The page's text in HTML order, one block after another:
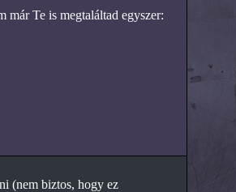
már Te is megtaláltad egyszer:
(nem biztos, hogy ez